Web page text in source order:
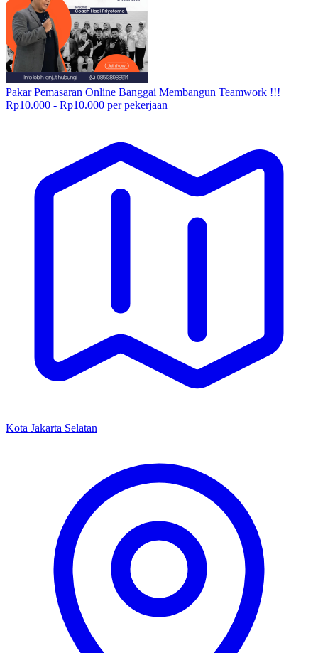
Pakar Pemasaran Online Banggai Membangun Teamwork !!!
Rp10.000 - Rp10.000 per pekerjaan
Kota Jakarta Selatan